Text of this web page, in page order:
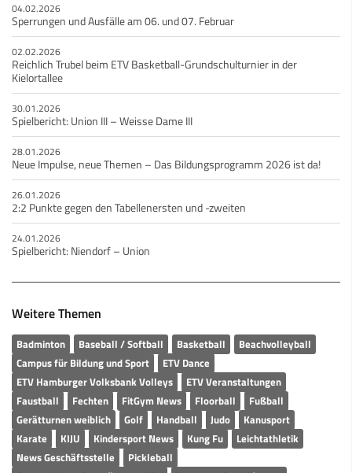
04.02.2026
Sperrungen und Ausfälle am 06. und 07. Februar
02.02.2026
Reichlich Trubel beim ETV Basketball-Grundschulturnier in der
Kielortallee
30.01.2026
Spielbericht: Union III – Weisse Dame III
28.01.2026
Neue Impulse, neue Themen – Das Bildungsprogramm 2026 ist da!
26.01.2026
2:2 Punkte gegen den Tabellenersten und -zweiten
24.01.2026
Spielbericht: Niendorf – Union
Weitere Themen
Badminton Baseball / Softball Basketball
Beachvolleyball
Campus für Bildung und Sport
ETV Dance
ETV Hamburger Volksbank Volleys
ETV Veranstaltungen
Faustball
Fechten FitGym News Floorball
Fußball
Gerätturnen weiblich
Golf Handball Judo
Kanusport
Karate
KIJU Kindersport News Kung Fu
Leichtathletik
News Geschäftsstelle
Pickleball